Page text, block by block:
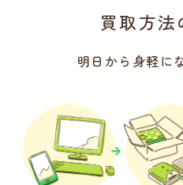
買取方法
明日から身軽に